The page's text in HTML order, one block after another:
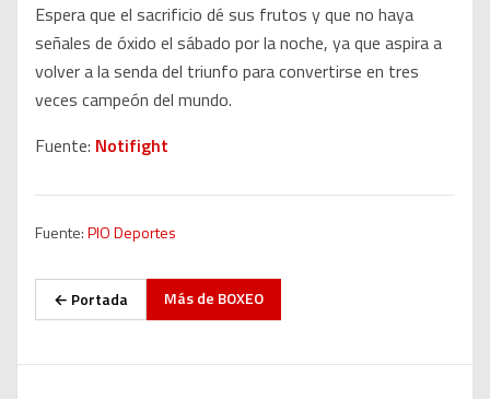
Espera que el sacrificio dé sus frutos y que no haya
señales de óxido el sábado por la noche, ya que aspira a
volver a la senda del triunfo para convertirse en tres
veces campeón del mundo.
Fuente: Notifight
Fuente:PIO Deportes
← Portada Más de BOXEO